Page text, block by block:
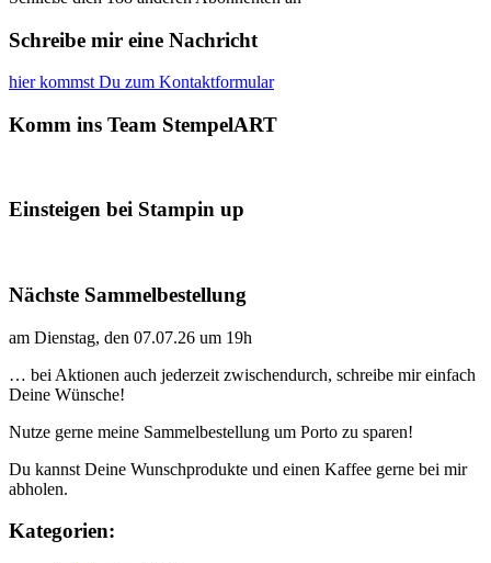
Schreibe mir eine Nachricht
hier kommst Du zum Kontaktformular
Komm ins Team StempelART
Einsteigen bei Stampin up
Nächste Sammelbestellung
am Dienstag, den 07.07.26 um 19h
… bei Aktionen auch jederzeit zwischendurch, schreibe mir einfach
Deine Wünsche!
Nutze gerne meine Sammelbestellung um Porto zu sparen!
Du kannst Deine Wunschprodukte und einen Kaffee gerne bei mir
abholen.
Kategorien: